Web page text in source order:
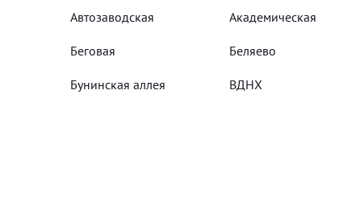
Автозаводская Академическая
Беговая Беляево
Бунинская аллея ВДНХ